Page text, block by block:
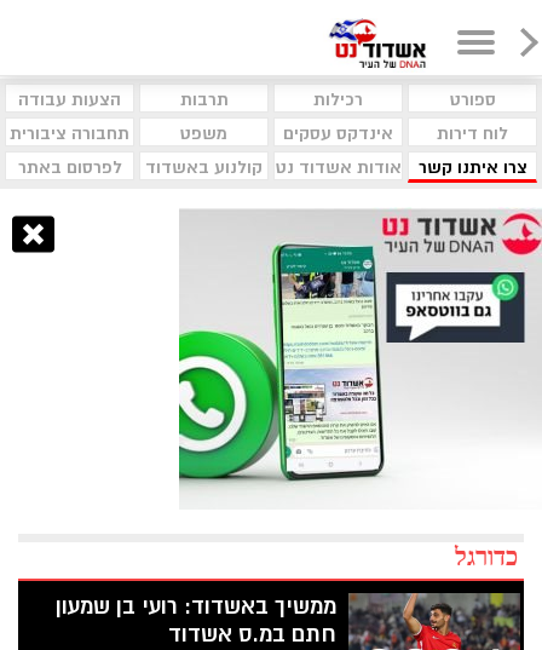
ספורט רכילות תרבות
הצעות עבודה
לוח דירות
אינדקס עסקים משפט
תחבורה ציבורית
צרו איתנו קשר
אודות אשדוד נט קולנוע באשדוד לפרסום באתר
כדורגל
ממשיך באשדוד: רועי בן שמעון
חתם במ.ס אשדוד